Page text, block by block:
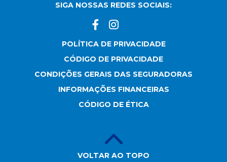
SIGA NOSSAS REDES SOCIAIS:
POLÍTICA DE PRIVACIDADE
CÓDIGO DE PRIVACIDADE
CONDIÇÕES GERAIS DAS SEGURADORAS
INFORMAÇÕES FINANCEIRAS
CÓDIGO DE ÉTICA
VOLTAR AO TOPO